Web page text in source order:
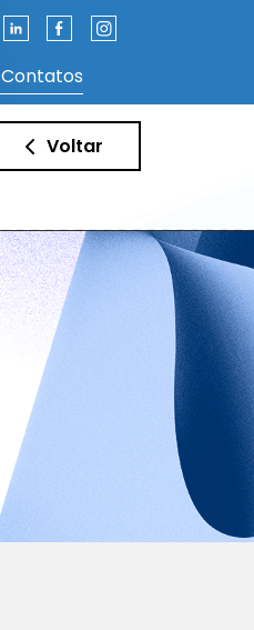
Contatos
Voltar